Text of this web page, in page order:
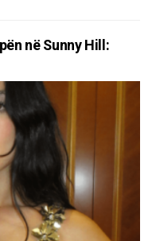
në Sunny Hill: